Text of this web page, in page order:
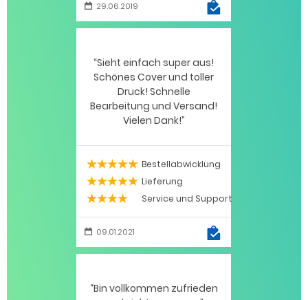
29.06.2019
Sieht einfach super aus!
Schönes Cover und toller
Druck! Schnelle
Bearbeitung und Versand!
Vielen Dank!
5 / 5
Bestellabwicklung
Lieferung
4 / 5
Service und Support
09.01.2021
Bin vollkommen zufrieden